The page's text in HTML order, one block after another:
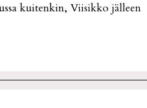
kuitenkin, Viisikko jälleen